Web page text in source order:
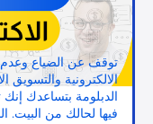
دبلومة التجارة
توقف عن الضياع وعدم
الالكترونية والتسويق
الدبلومة بتساعدك
فيها لحالك من البيت.